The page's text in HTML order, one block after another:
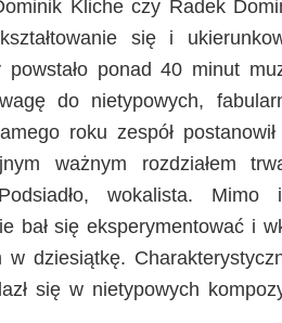
Kliche czy Radek
się i
ponad 40 minut
do nietypowych,
roku zespół
ważnym rozdziałem
wokalista. Mimo
bał się eksperymentować i
w dziesiątkę.
się w nietypowych